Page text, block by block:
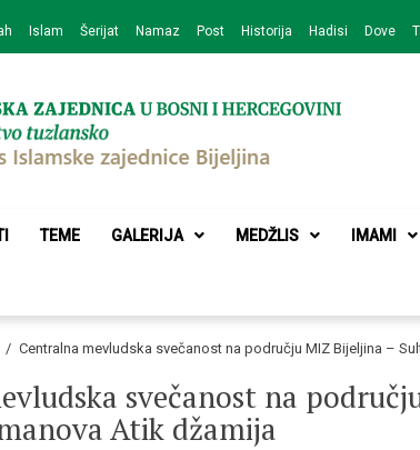
Islam Šerijat Namaz Post Historija Hadisi Dove
Islamske
TEME GALERIJA MEDŽLIS IMAMI
Centralna mevludska svečanost na području MIZ Bijeljina –
svečanost na
Atik džamija